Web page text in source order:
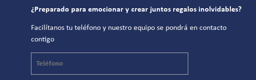
¿Preparado para emocionar y crear juntos regalos inolvidables?
Facilítanos tu teléfono y nuestro equipo se pondrá en contacto
contigo